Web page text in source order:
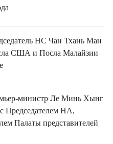
НС Чан Тхань Ман
США и Посла Малайзии
министр Ле Минь Хынг
с Председателем НА,
Палаты представителей